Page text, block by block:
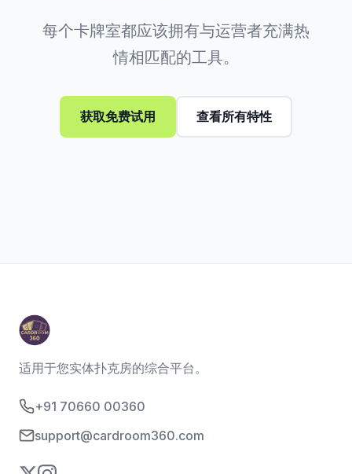
每个卡牌室都应该拥有与运营者充满热
情相匹配的工具。
获取免费试用 查看所有特性
适用于您实体扑克房的综合平台。
+91 70660 00360
support@cardroom360.com